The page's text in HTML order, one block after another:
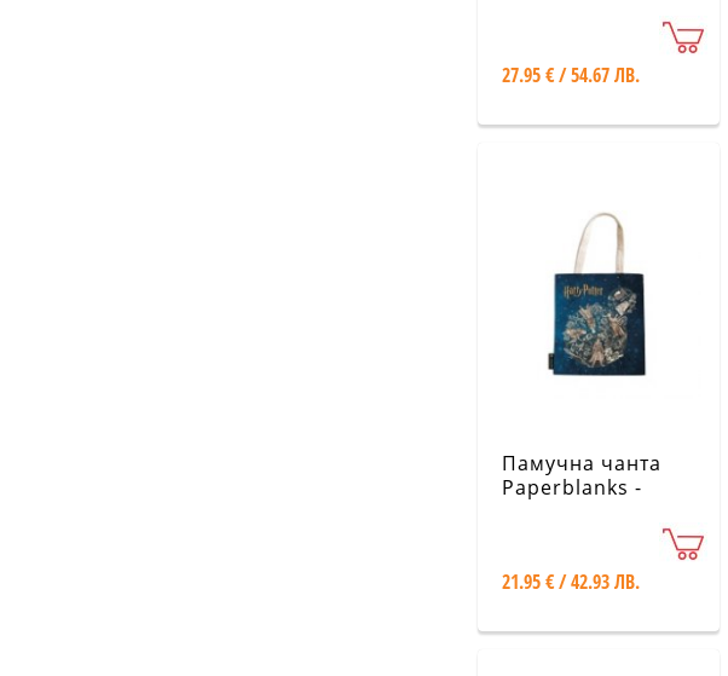
Inferno / Ultra /
27.95 € / 54.67 ЛВ.
Памучна чанта
Paperblanks -
Hogwarts
21.95 € / 42.93 ЛВ.